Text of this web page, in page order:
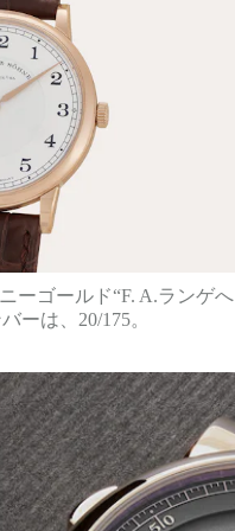
ーゴールド“F. A.ランゲへ
ーは、20/175。